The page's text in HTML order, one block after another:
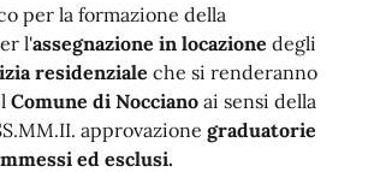
per la formazione della
l'assegnazione in locazione degli
residenziale che si renderanno
Comune di Nocciano ai sensi della
approvazione graduatorie
ed esclusi.